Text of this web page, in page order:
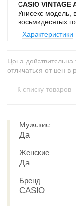
CASIO VINTAGE
Унисекс модель,
восьмидесятых
Характеристики
Цена действительна
отличаться от цен в
К списку товаров
Мужские
Да
Женские
Да
Бренд
CASIO